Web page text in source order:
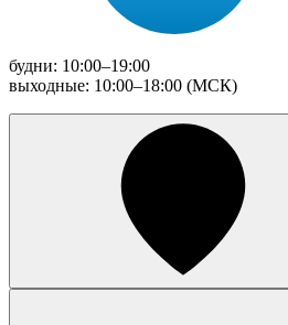
будни: 10:00–19:00
выходные: 10:00–18:00 (МСК)